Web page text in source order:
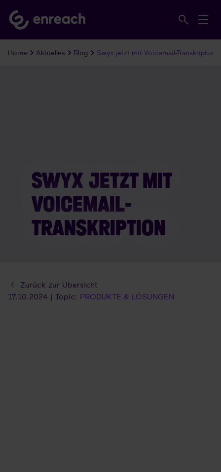
Home Aktuelles Blog Swyx jetzt mit Voicemail-Transkription
SWYX JETZT MIT
VOICEMAIL-
TRANSKRIPTION
Zurück zur Übersicht
17.10.2024 | Topic: PRODUKTE & LÖSUNGEN